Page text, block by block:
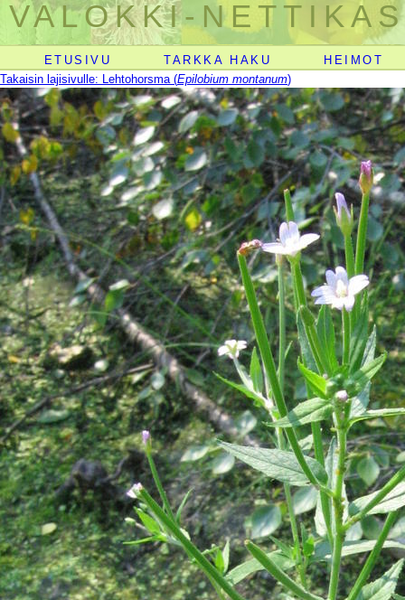
VALOKKI-
ETUSIVU TARKKA HAKU
HEIMOT
Takaisin lajisivulle: Lehtohorsma (Epilobium montanum)